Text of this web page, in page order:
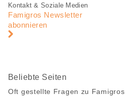
Fusszeile
Fusszeile
Navigation
Kontakt & Soziale Medien
Famigros Newsletter
abonnieren
Beliebte Seiten
Oft gestellte Fragen zu Famigros